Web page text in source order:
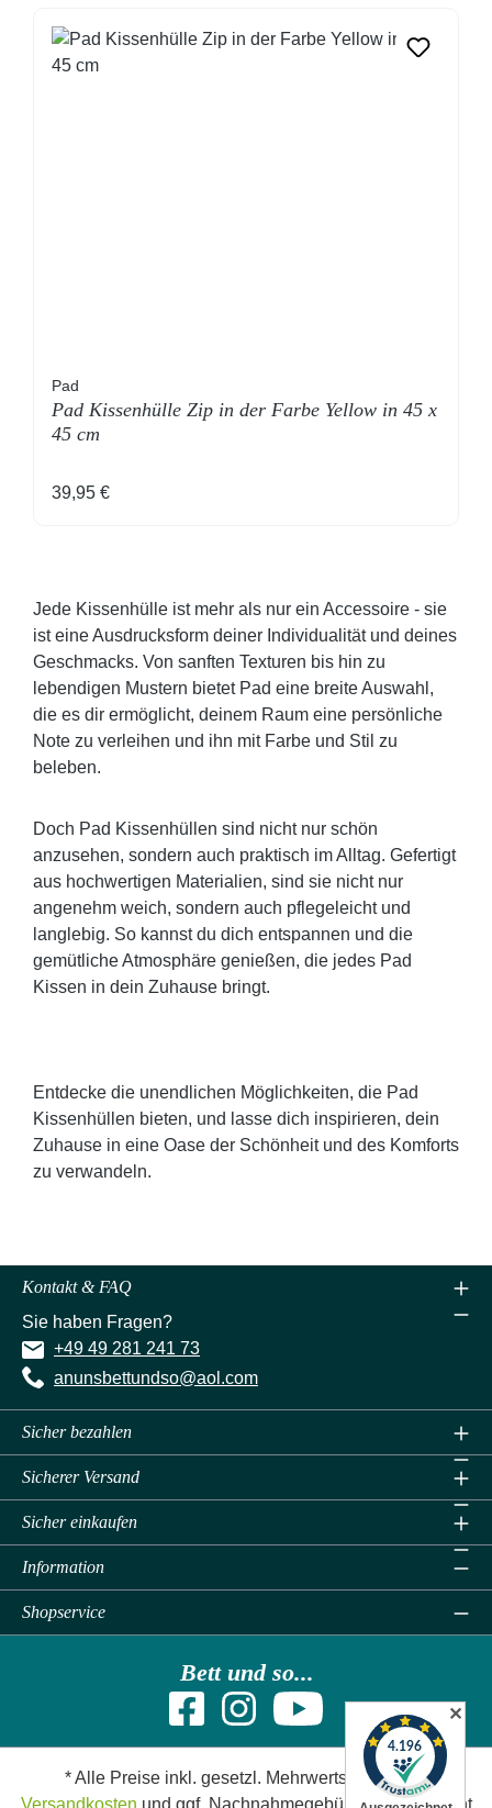
Pad
Pad Kissenhülle Zip in der Farbe Yellow in 45 x
45 cm
Regulärer Preis:
39,95 €
Jede Kissenhülle ist mehr als nur ein Accessoire - sie
ist eine Ausdrucksform deiner Individualität und deines
Geschmacks. Von sanften Texturen bis hin zu
lebendigen Mustern bietet Pad eine breite Auswahl,
die es dir ermöglicht, deinem Raum eine persönliche
Note zu verleihen und ihn mit Farbe und Stil zu
beleben.
Doch Pad Kissenhüllen sind nicht nur schön
anzusehen, sondern auch praktisch im Alltag. Gefertigt
aus hochwertigen Materialien, sind sie nicht nur
angenehm weich, sondern auch pflegeleicht und
langlebig. So kannst du dich entspannen und die
gemütliche Atmosphäre genießen, die jedes Pad
Kissen in dein Zuhause bringt.
Entdecke die unendlichen Möglichkeiten, die Pad
Kissenhüllen bieten, und lasse dich inspirieren, dein
Zuhause in eine Oase der Schönheit und des Komforts
zu verwandeln.
Kontakt & FAQ
Sie haben Fragen?
+49 49 281 241 73
anunsbettundso@aol.com
Sicher bezahlen
Sicherer Versand
Sicher einkaufen
Bett und so...
Information
Shopservice
* Alle Preise inkl. gesetzl. Mehrwertsteuer zzgl.
✕